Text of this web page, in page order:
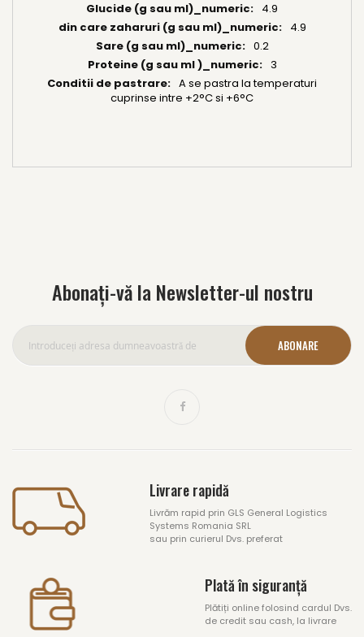
4.9
4.9
0.2
3
A se pastra la temperaturi
cuprinse intre +2°C si +6°C
Abonați-vă la Newsletter-ul nostru
ABONARE
Livrare rapidă
Livrăm rapid prin GLS General Logistics
Systems Romania SRL
sau prin curierul Dvs. preferat
Plată în siguranță
Plătiți online folosind cardul Dvs.
de credit sau cash, la livrare